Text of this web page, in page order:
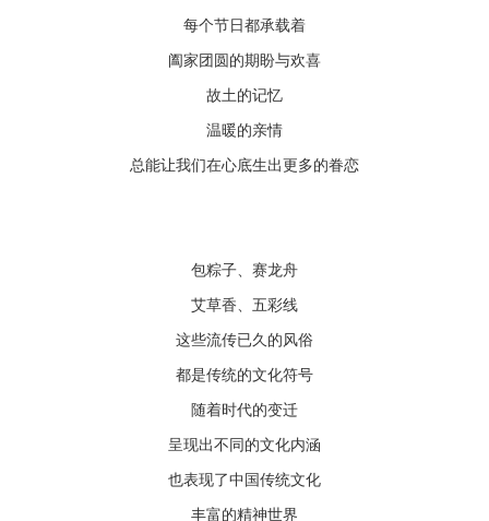
每个节日都承载着
阖家团圆的期盼与欢喜
故土的记忆
温暖的亲情
总能让我们在心底生出更多的眷恋
包粽子、赛龙舟
艾草香、五彩线
这些流传已久的风俗
都是传统的文化符号
随着时代的变迁
呈现出不同的文化内涵
也表现了中国传统文化
丰富的精神世界